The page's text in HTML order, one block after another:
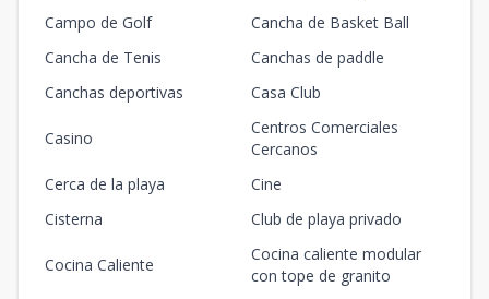
Campo de Golf
Cancha de Basket Ball
Cancha de Tenis
Canchas de paddle
Canchas deportivas
Casa Club
Casino
Centros Comerciales
Cercanos
Cerca de la playa
Cine
Cisterna
Club de playa privado
Cocina Caliente
Cocina caliente modular
con tope de granito